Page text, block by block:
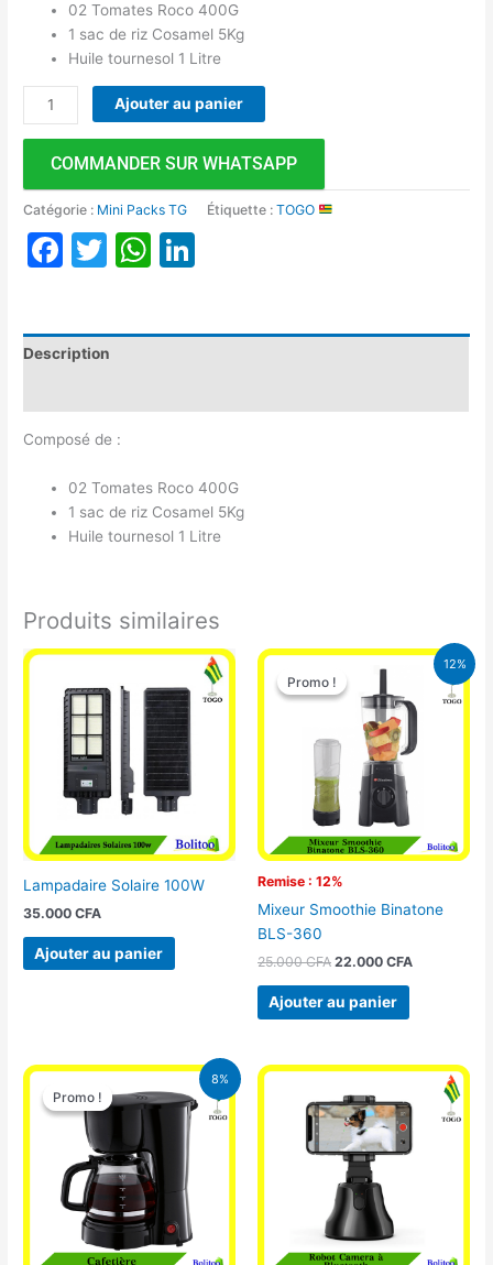
02 Tomates Roco 400G
1 sac de riz Cosamel 5Kg
Huile tournesol 1 Litre
Ajouter au panier
COMMANDER SUR WHATSAPP
Catégorie : Mini Packs TG Étiquette :TOGO
Facebook
TwitterWhatsApp
Description
Composé de :
02 Tomates Roco 400G
1 sac de riz Cosamel 5Kg
Huile tournesol 1 Litre
Produits similaires
Lampadaire Solaire 100W
35.000CFA
Ajouter au panier
12%
Promo !
Remise : 12%
Promo !
Mixeur Smoothie Binatone
BLS-360
25.000CFA
Le
prix
initial
était :
25.000 CFA.
22.000 CFA
Le
prix
actuel
est :
Ajouter au panier
8%
Promo !
Promo !
Le
prix
initial
25.000 CFA.
Le
prix
actuel
est :
23.000 CFA.